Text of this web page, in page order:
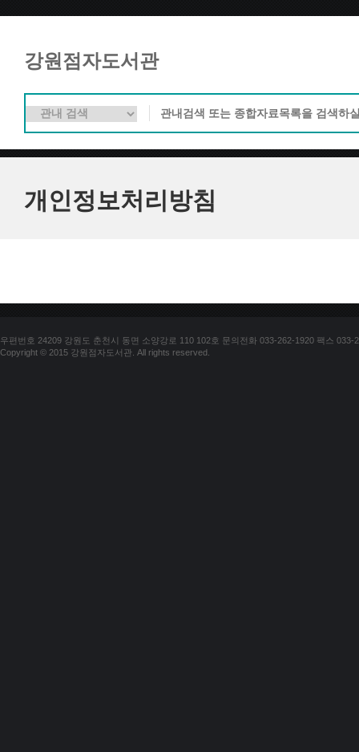
강원점자도서관
개인정보처리방침
우편번호 24209 강원도 춘천시 동면 소양강로 110 102호 문의전화 033-262-1920 팩스 033-
Copyright © 2015 강원점자도서관. All rights reserved.